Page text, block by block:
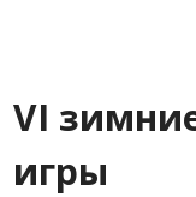
VI
игры